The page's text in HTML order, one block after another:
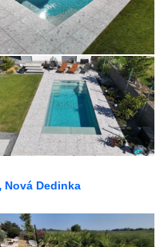
Nová Dedinka